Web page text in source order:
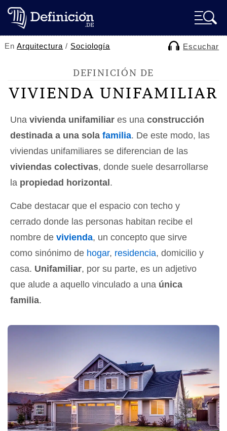
EnArquitectura / Sociología Escuchar
DEFINICIÓN DE
VIVIENDA UNIFAMILIAR
Una vivienda unifamiliar es una construcción
destinada a una sola familia. De este modo, las
viviendas unifamiliares se diferencian de las
viviendas colectivas, donde suele desarrollarse
la propiedad horizontal .
Cabe destacar que el espacio con techo y
cerrado donde las personas habitan recibe el
nombre de vivienda, un concepto que sirve
como sinónimo de hogar, residencia, domicilio y
casa. Unifamiliar, por su parte, es un adjetivo
que alude a aquello vinculado a una única
familia.